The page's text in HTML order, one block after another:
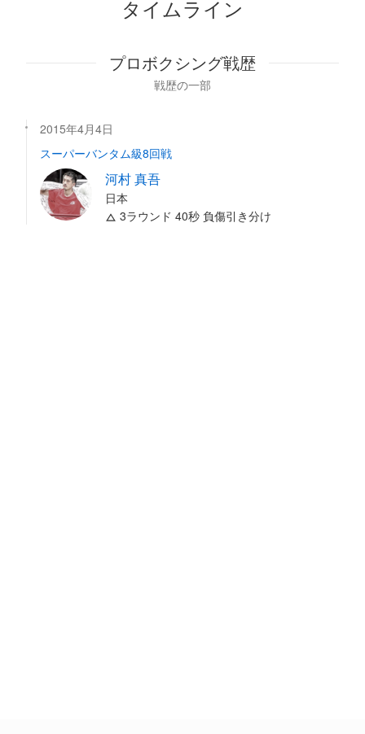
タイムライン
プロボクシング戦歴
戦歴の一部
2015年4月4日
スーパーバンタム級8回戦
河村 真吾
日本
3ラウンド 40秒 負傷引き分け